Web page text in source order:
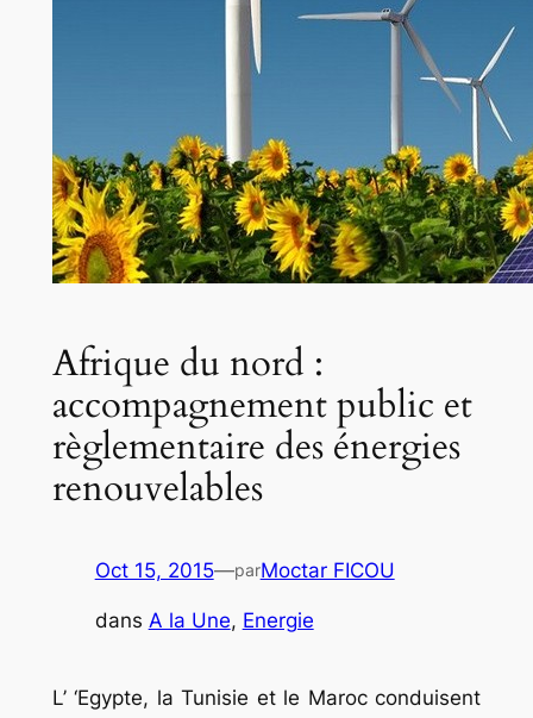
Afrique du nord :
accompagnement public et
règlementaire des énergies
renouvelables
Oct 15, 2015—parMoctar FICOU
dans A la Une, Energie
L’ ‘Egypte, la Tunisie et le Maroc conduisent